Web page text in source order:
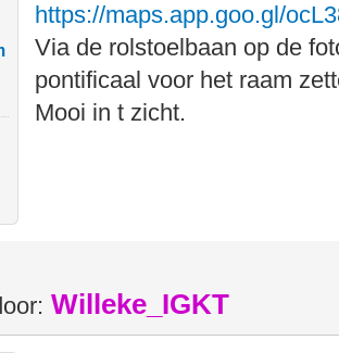
https://maps.app.goo.gl/
Via de rolstoelbaan op de
pontificaal voor het raam
Mooi in t zicht.
Willeke_IGKT